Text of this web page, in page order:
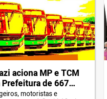
aciona MP e TCM
de 667
parados na
motoristas e